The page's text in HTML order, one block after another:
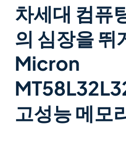
차세대 컴퓨
의 심장을 뛰
Micron
고성능 메모